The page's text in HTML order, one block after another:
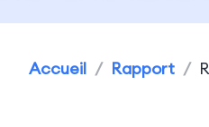
Accueil / Rapport /